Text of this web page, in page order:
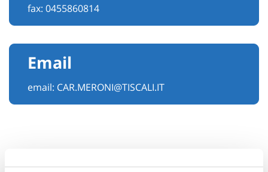
fax: 0455860814
Email
email: CAR.MERONI@TISCALI.IT